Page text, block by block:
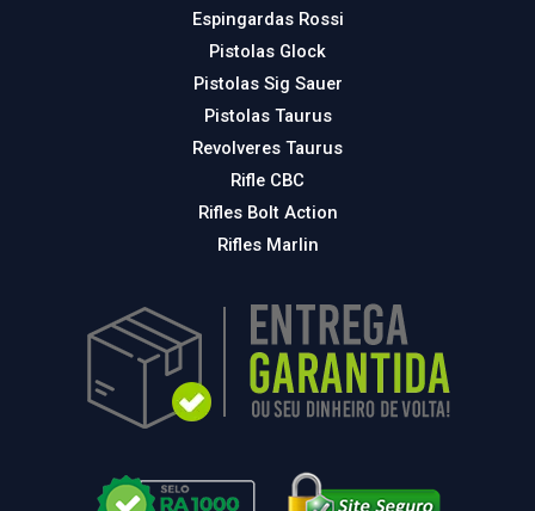
Espingardas Rossi
Pistolas Glock
Pistolas Sig Sauer
Pistolas Taurus
Revolveres Taurus
Rifle CBC
Rifles Bolt Action
Rifles Marlin